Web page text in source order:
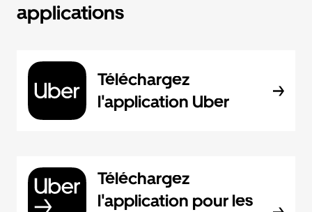
applications
Téléchargez
l'application Uber
Téléchargez
l'application pour les